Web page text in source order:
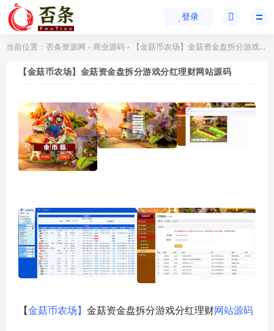
登录
当前位置： 否条资源网 > 商业源码 > 【金菇币农场】金菇资金盘拆分游戏分红理财网站源码
【金菇币农场】金菇资金盘拆分游戏分红理财网站源码
【金菇币农场】 金菇资金盘拆分游戏分红理财网站源码